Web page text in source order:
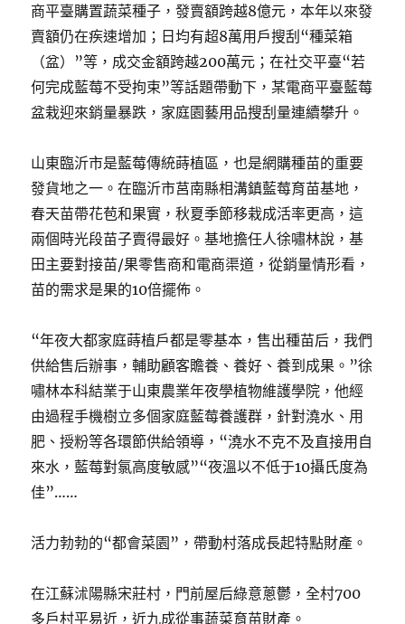
商平臺購置蔬菜種子，發賣額跨越8億元，本年以來發
賣額仍在疾速增加；日均有超8萬用戶搜刮“種菜箱
（盆）”等，成交金額跨越200萬元；在社交平臺“若
何完成藍莓不受拘束”等話題帶動下，某電商平臺藍莓
盆栽迎來銷量暴跌，家庭園藝用品搜刮量連續攀升。
山東臨沂市是藍莓傳統蒔植區，也是網購種苗的重要
發貨地之一。在臨沂市莒南縣相溝鎮藍莓育苗基地，
春天苗帶花苞和果實，秋夏季節移栽成活率更高，這
兩個時光段苗子賣得最好。基地擔任人徐嘯林說，基
田主要對接苗/果零售商和電商渠道，從銷量情形看，
苗的需求是果的10倍擺佈。
“年夜大都家庭蒔植戶都是零基本，售出種苗后，我們
供給售后辦事，輔助顧客贍養、養好、養到成果。”徐
嘯林本科結業于山東農業年夜學植物維護學院，他經
由過程手機樹立多個家庭藍莓養護群，針對澆水、用
肥、授粉等各環節供給領導，“澆水不克不及直接用自
來水，藍莓對氯高度敏感”“夜溫以不低于10攝氏度為
佳”……
活力勃勃的“都會菜園”，帶動村落成長起特點財產。
在江蘇沭陽縣宋莊村，門前屋后綠意蔥鬱，全村700
多戶村平易近，近九成從事蔬菜育苗財產。